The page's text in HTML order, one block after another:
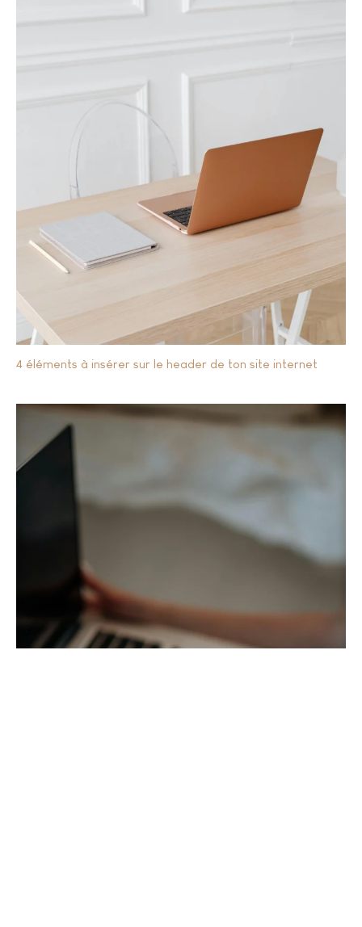
4 éléments à insérer sur le header de ton site internet